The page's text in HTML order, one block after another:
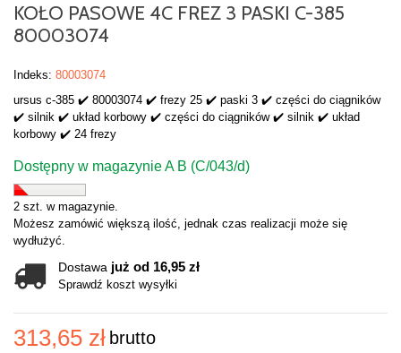
KOŁO PASOWE 4C FREZ 3 PASKI C-385
80003074
Indeks: 80003074
ursus c-385 ✔️ 80003074 ✔️ frezy 25 ✔️ paski 3 ✔️ części do ciągników
✔️ silnik ✔️ układ korbowy ✔️ części do ciągników ✔️ silnik ✔️ układ
korbowy ✔️ 24 frezy
Dostępny w magazynie A B (C/043/d)
2 szt. w magazynie.
Możesz zamówić większą ilość, jednak czas realizacji może się
wydłużyć.
Dostawa już od 16,95 zł
Sprawdź koszt wysyłki
313,65 zł brutto